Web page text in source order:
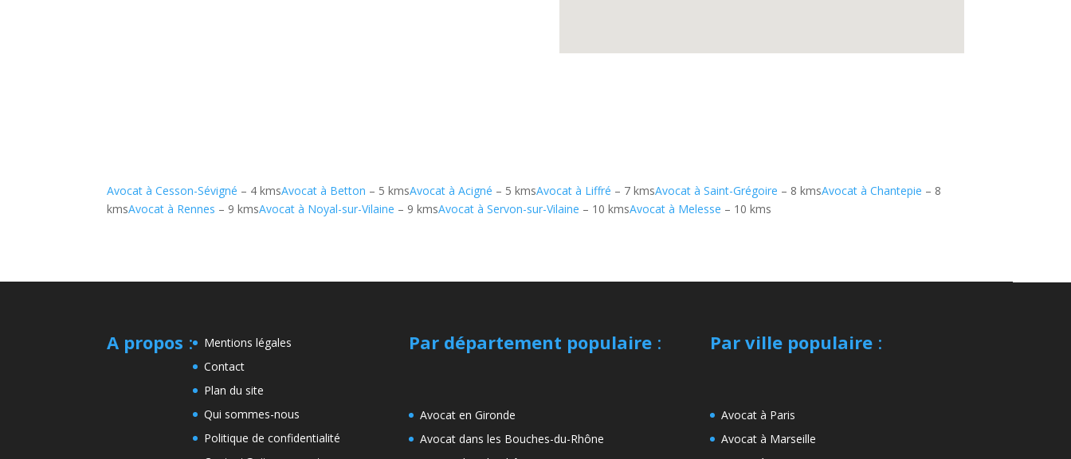
Avocat à Cesson-Sévigné – 4 kmsAvocat à Betton – 5 kmsAvocat à Acigné – 5 kmsAvocat à Liffré – 7 kmsAvocat à Saint-Grégoire – 8 kmsAvocat à Chantepie – 8
kmsAvocat à Rennes – 9 kmsAvocat à Noyal-sur-Vilaine – 9 kmsAvocat à Servon-sur-Vilaine – 10 kmsAvocat à Melesse – 10 kms
A propos :
Mentions légales
Contact
Plan du site
Qui sommes-nous
Politique de confidentialité
Par département populaire:
Avocat en Gironde
Avocat dans les Bouches-du-Rhône
Par ville populaire:
Avocat à Paris
Avocat à Marseille